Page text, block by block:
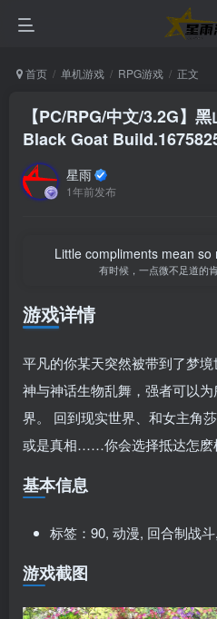
首页 单机游戏 RPG游戏 正文
【PC/RPG/中文/3.2G】
Black Goat
星雨
1年前发布
Little compliments mean
有时候，一点微不足道的
游戏详情
平凡的你某天突然被带到了梦
神与神话生物乱舞，强者可以
界。 回到现实世界、和女主角
或是真相……你会选择抵达怎麽
基本信息
标签：90, 动漫, 回合制战
游戏截图